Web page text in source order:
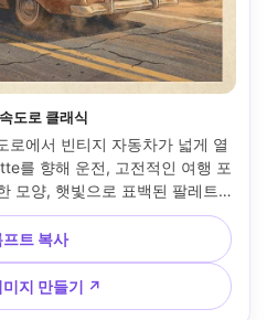
도로 클래식
로에서 빈티지 자동차가 넓게 열
를 향해 운전, 고전적인 여행 포
모양, 햇빛으로 표백된 팔레트,
날짜를 위해 예약된 넓은 하늘,
박 타이포그래피 모크, 디스트레
대비, 85mm 렌즈, 얕은 피사계
--ar 4:5
프트 복사
미지 만들기 ↗